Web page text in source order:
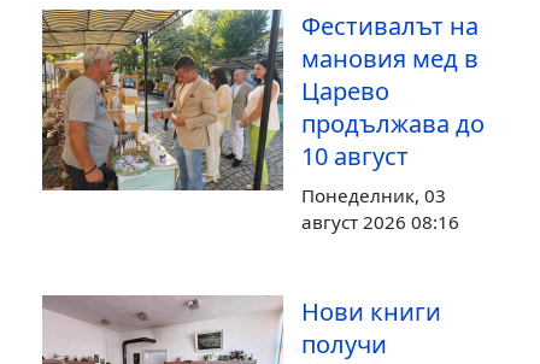
Фестивалът на
мановия мед в
Царево
продължава до
10 август
Понеделник, 03
август 2026 08:16
Нови книги
получи